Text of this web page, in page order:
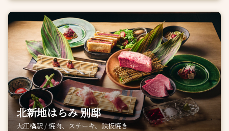
北新地はらみ 別邸
大江橋駅 / 焼肉、ステーキ、鉄板焼き